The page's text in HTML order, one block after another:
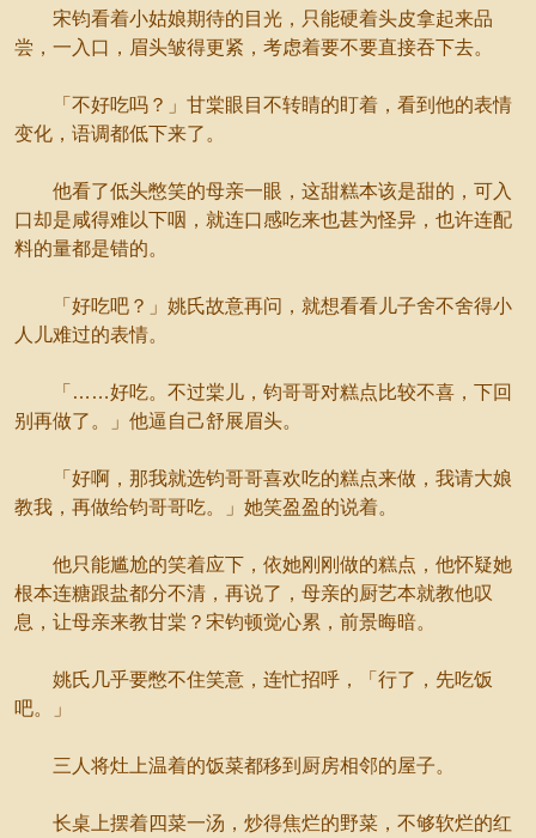
宋钧看着小姑娘期待的目光，只能硬着头皮拿起来品
尝，一入口，眉头皱得更紧，考虑着要不要直接吞下去。
「不好吃吗？」甘棠眼目不转睛的盯着，看到他的表情
变化，语调都低下来了。
他看了低头憋笑的母亲一眼，这甜糕本该是甜的，可入
口却是咸得难以下咽，就连口感吃来也甚为怪异，也许连配
料的量都是错的。
「好吃吧？」姚氏故意再问，就想看看儿子舍不舍得小
人儿难过的表情。
「……好吃。不过棠儿，钧哥哥对糕点比较不喜，下回
别再做了。」他逼自己舒展眉头。
「好啊，那我就选钧哥哥喜欢吃的糕点来做，我请大娘
教我，再做给钧哥哥吃。」她笑盈盈的说着。
他只能尴尬的笑着应下，依她刚刚做的糕点，他怀疑她
根本连糖跟盐都分不清，再说了，母亲的厨艺本就教他叹
息，让母亲来教甘棠？宋钧顿觉心累，前景晦暗。
姚氏几乎要憋不住笑意，连忙招呼，「行了，先吃饭
吧。」
三人将灶上温着的饭菜都移到厨房相邻的屋子。
长桌上摆着四菜一汤，炒得焦烂的野菜，不够软烂的红